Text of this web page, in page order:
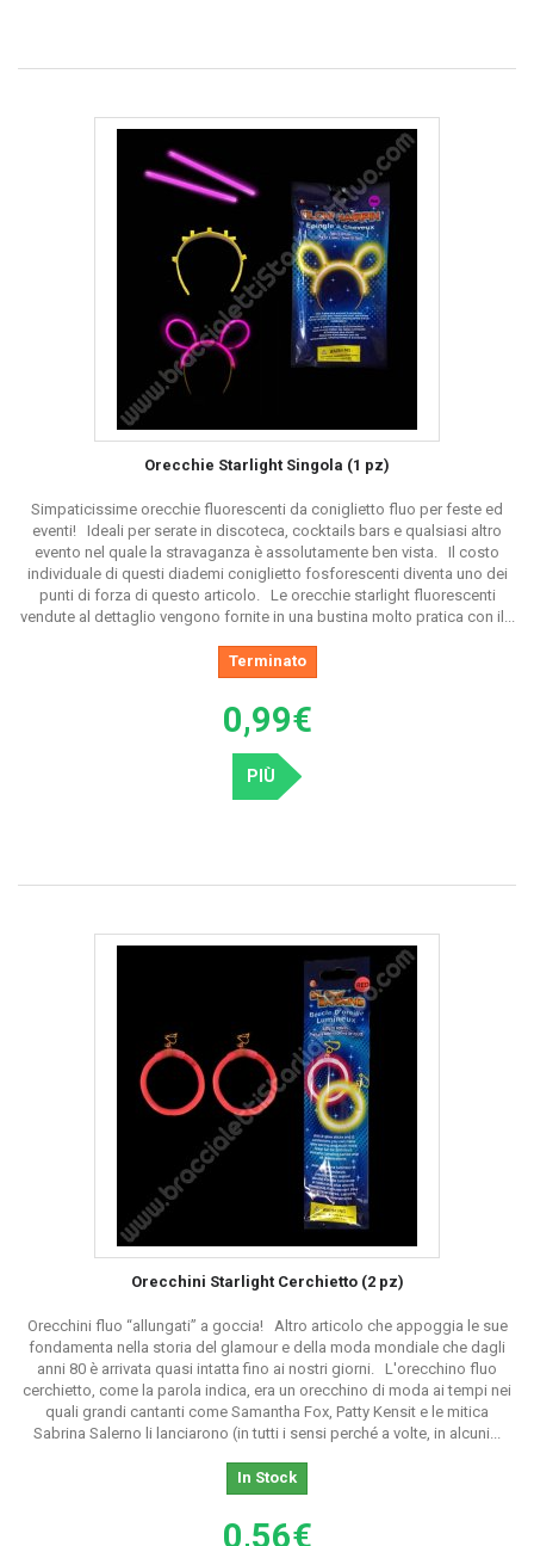
Orecchie Starlight Singola (1 pz)
Simpaticissime orecchie fluorescenti da coniglietto fluo per feste ed
eventi! Ideali per serate in discoteca, cocktails bars e qualsiasi altro
evento nel quale la stravaganza è assolutamente ben vista. Il costo
individuale di questi diademi coniglietto fosforescenti diventa uno dei
punti di forza di questo articolo. Le orecchie starlight fluorescenti
vendute al dettaglio vengono fornite in una bustina molto pratica con il...
Terminato
0,99€
PIÙ
Orecchini Starlight Cerchietto (2 pz)
Orecchini fluo “allungati” a goccia! Altro articolo che appoggia le sue
fondamenta nella storia del glamour e della moda mondiale che dagli
anni 80 è arrivata quasi intatta fino ai nostri giorni. L'orecchino fluo
cerchietto, come la parola indica, era un orecchino di moda ai tempi nei
quali grandi cantanti come Samantha Fox, Patty Kensit e le mitica
Sabrina Salerno li lanciarono (in tutti i sensi perché a volte, in alcuni...
In Stock
0,56€